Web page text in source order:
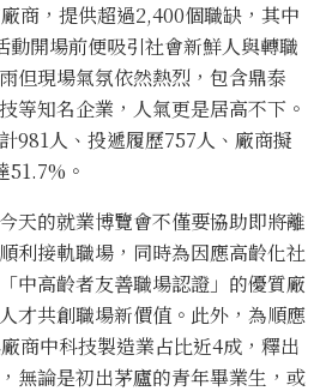
商，提供超過2,400個職缺，其中
動開場前便吸引社會新鮮人與轉職
但現場氣氛依然熱烈，包含鼎泰
等知名企業，人氣更是居高不下。
981人、投遞履歷757人、廠商擬
51.7%。
天的就業博覽會不僅要協助即將離
利接軌職場，同時為因應高齡化社
中高齡者友善職場認證」的優質廠
才共創職場新價值。此外，為順應
商中科技製造業占比近4成，釋出
無論是初出茅廬的青年畢業生，或